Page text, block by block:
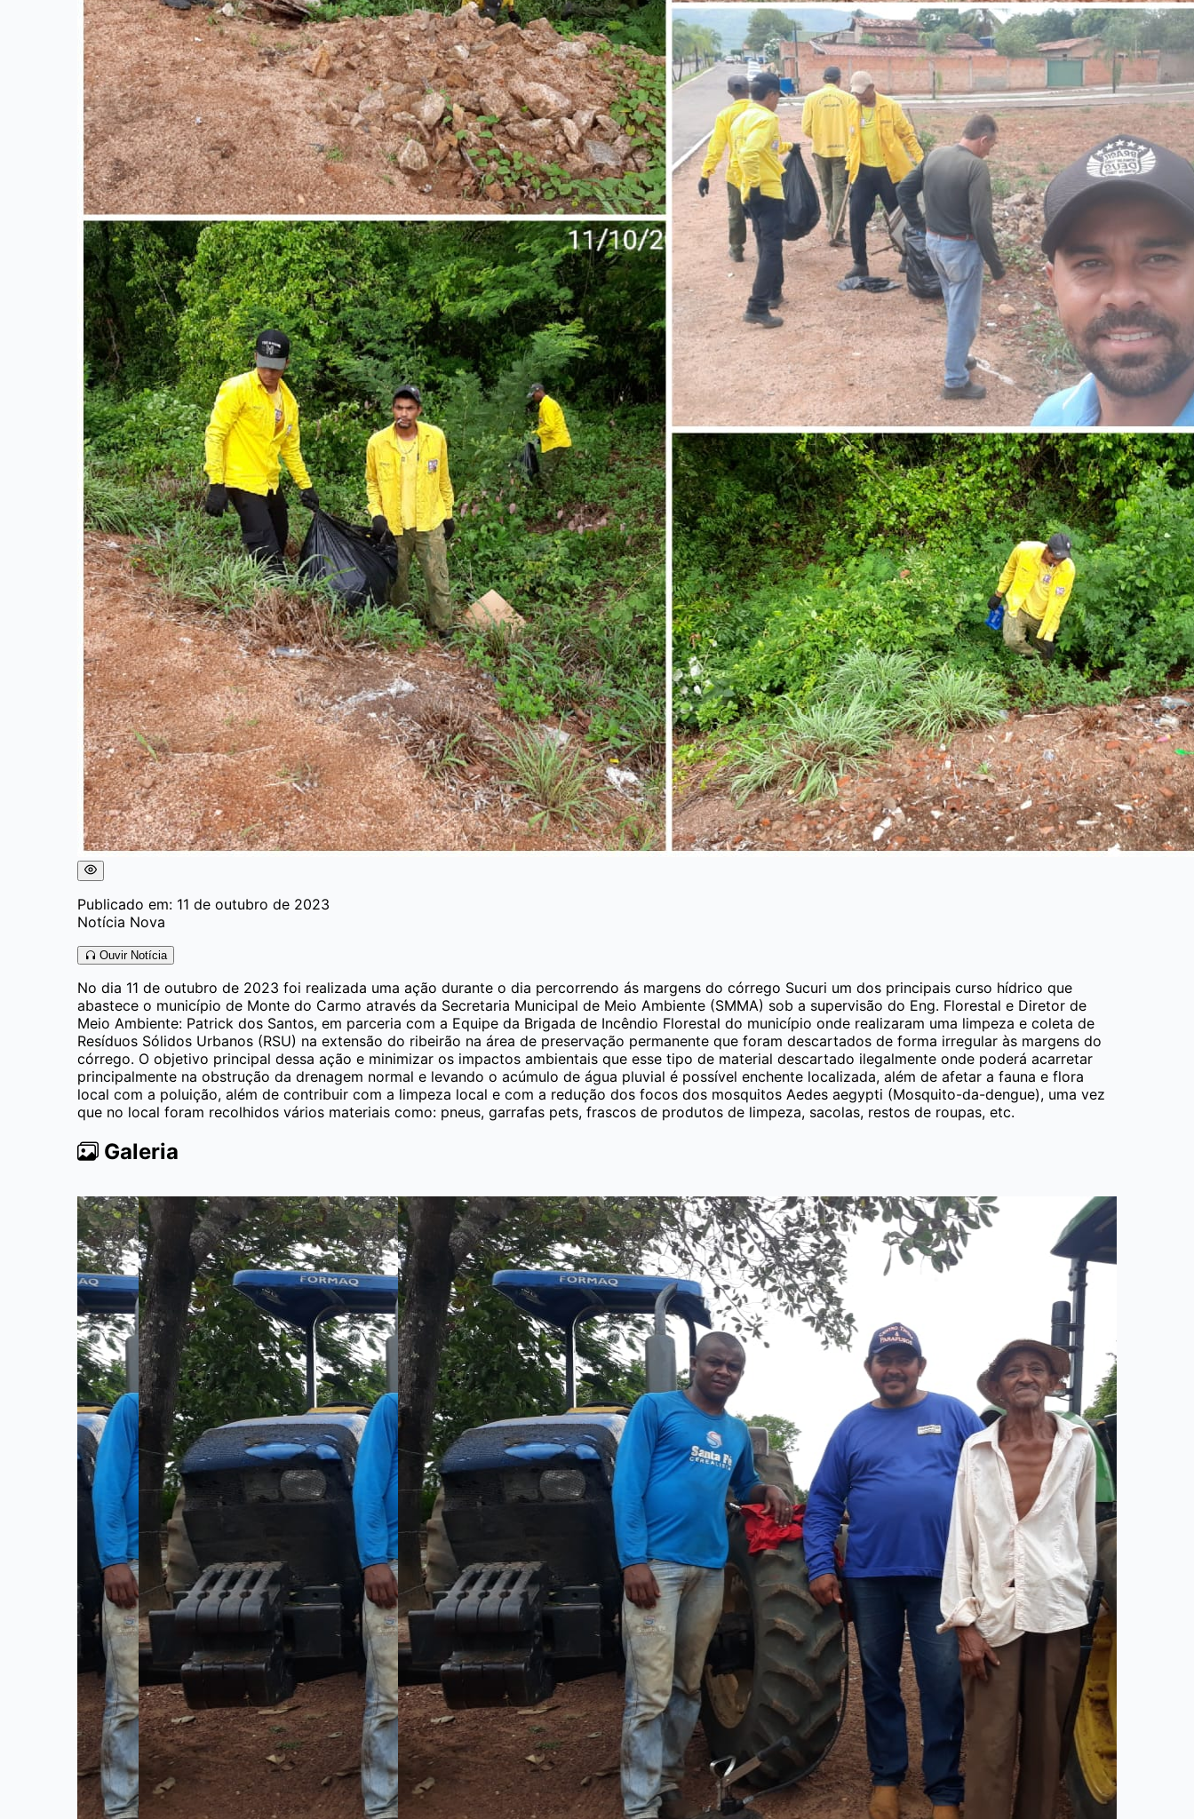
Publicado em: 11 de outubro de 2023
Notícia Nova
Ouvir Notícia
No dia 11 de outubro de 2023 foi realizada uma ação durante o dia percorrendo ás margens do córrego Sucuri um dos principais curso hídrico que
abastece o município de Monte do Carmo através da Secretaria Municipal de Meio Ambiente (SMMA) sob a supervisão do Eng. Florestal e Diretor de
Meio Ambiente: Patrick dos Santos, em parceria com a Equipe da Brigada de Incêndio Florestal do município onde realizaram uma limpeza e coleta de
Resíduos Sólidos Urbanos (RSU) na extensão do ribeirão na área de preservação permanente que foram descartados de forma irregular às margens do
córrego. O objetivo principal dessa ação e minimizar os impactos ambientais que esse tipo de material descartado ilegalmente onde poderá acarretar
principalmente na obstrução da drenagem normal e levando o acúmulo de água pluvial é possível enchente localizada, além de afetar a fauna e flora
local com a poluição, além de contribuir com a limpeza local e com a redução dos focos dos mosquitos Aedes aegypti (Mosquito-da-dengue), uma vez
que no local foram recolhidos vários materiais como: pneus, garrafas pets, frascos de produtos de limpeza, sacolas, restos de roupas, etc.
Galeria